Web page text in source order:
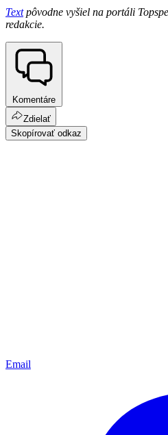
Textpôvodne vyšiel na portáli
redakcie.
Komentáre
Zdielať
Skopírovať odkaz
Email